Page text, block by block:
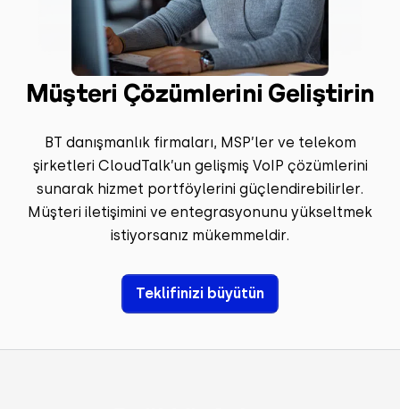
Müşteri Çözümlerini Geliştirin
BT danışmanlık firmaları, MSP’ler ve telekom
şirketleri CloudTalk’un gelişmiş VoIP çözümlerini
sunarak hizmet portföylerini güçlendirebilirler.
Müşteri iletişimini ve entegrasyonunu yükseltmek
istiyorsanız mükemmeldir.
Teklifinizi büyütün